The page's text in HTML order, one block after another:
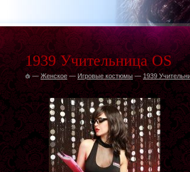
1939 Учительница OS
—Женское — Игровые костюмы —1939